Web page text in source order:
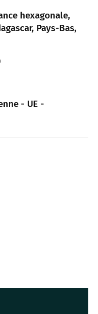
hexagonale,
Pays-Bas,
- UE -